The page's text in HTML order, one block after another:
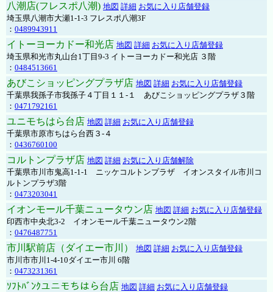
八潮店(フレスポ八潮) 地図 詳細 お気に入り店舗登録
埼玉県八潮市大瀬1-1-3 フレスポ八潮3F
： 0489943911
イトーヨーカドー和光店 地図 詳細 お気に入り店舗登録
埼玉県和光市丸山台1丁目9-3 イトーヨーカドー和光店 ３階
： 0484513661
あびこショッピングプラザ店 地図 詳細 お気に入り店舗登録
千葉県我孫子市我孫子４丁目１１-１ あびこショッピングプラザ３階
： 0471792161
ユニモちはら台店 地図 詳細 お気に入り店舗登録
千葉県市原市ちはら台西３-４
： 0436760100
コルトンプラザ店 地図 詳細 お気に入り店舗解除
千葉県市川市鬼高1-1-1 ニッケコルトンプラザ イオンスタイル市川コ
ルトンプラザ3階
： 0473203041
イオンモール千葉ニュータウン店 地図 詳細 お気に入り店舗登録
印西市中央北3-2 イオンモール千葉ニュータウン2階
： 0476487751
市川駅前店（ダイエー市川） 地図 詳細 お気に入り店舗登録
市川市市川1-4-10ダイエー市川 6階
： 0473231361
ｿﾌﾄﾊﾞﾝｸユニモちはら台店 地図 詳細 お気に入り店舗登録